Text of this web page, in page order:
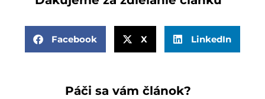
Facebook X LinkedIn
Páči sa vám článok?